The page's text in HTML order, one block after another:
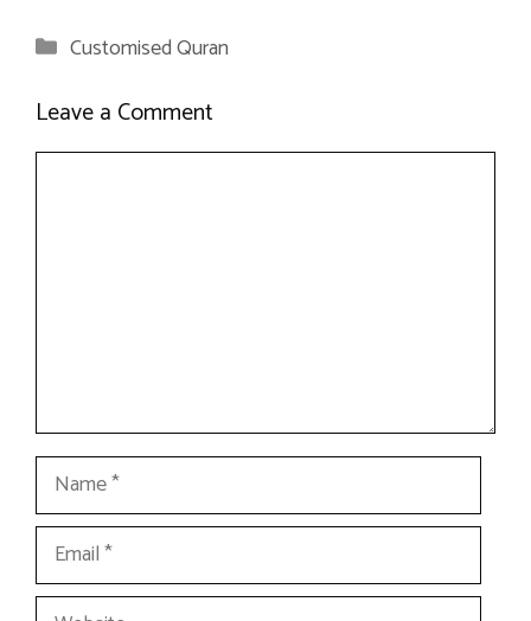
Categories
Customised Quran
Leave a Comment
Name
Email
Website